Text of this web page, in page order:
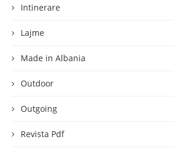
Intinerare
Lajme
Made in Albania
Outdoor
Outgoing
Revista Pdf